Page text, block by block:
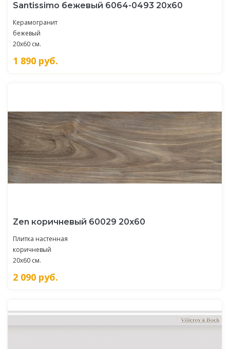
Santissimo бежевый 6064-0493 20х60
Керамогранит
бежевый
20x60 см.
1 890 руб.
Zen коричневый 60029 20х60
Плитка настенная
коричневый
20x60 см.
2 090 руб.